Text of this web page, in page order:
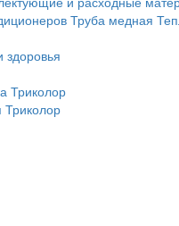
Труба медная
здоровья
Триколор